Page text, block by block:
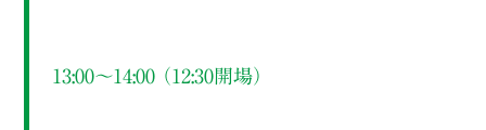
13:00～14:00 （12:30開場）